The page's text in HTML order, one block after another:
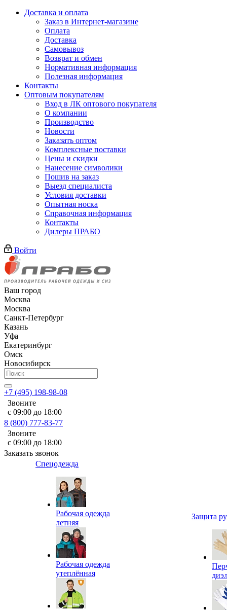
Доставка и оплата
Заказ в Интернет-магазине
Оплата
Доставка
Самовывоз
Возврат и обмен
Нормативная информация
Полезная информация
Контакты
Оптовым покупателям
Вход в ЛК оптового покупателя
О компании
Производство
Новости
Заказать оптом
Комплексные поставки
Цены и скидки
Нанесение символики
Пошив на заказ
Выезд специалиста
Условия доставки
Опытная носка
Справочная информация
Контакты
Дилеры ПРАБО
Войти
Ваш город
Москва
Москва
Санкт-Петербург
Казань
Уфа
Екатеринбург
Омск
Новосибирск
+7 (495) 198-98-08
Звоните
с 09:00 до 18:00
8 (800) 777-83-77
Звоните
с 09:00 до 18:00
Заказать звонок
Спецодежда
Рабочая одежда
летняя
Рабочая одежда
утеплённая
Защита